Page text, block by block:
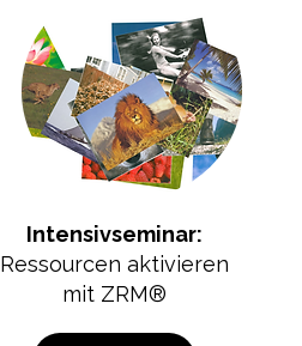
Intensivseminar:
Ressourcen aktivieren
mit ZRM®